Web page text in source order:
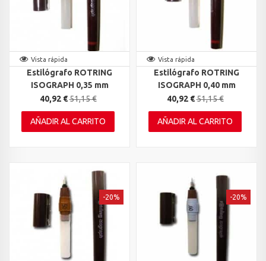
Vista rápida
Estilógrafo ROTRING
ISOGRAPH 0,35 mm
40,92 €51,15 €
AÑADIR AL CARRITO
Vista rápida
Estilógrafo ROTRING
ISOGRAPH 0,40 mm
40,92 €51,15 €
AÑADIR AL CARRITO
-20% -20%